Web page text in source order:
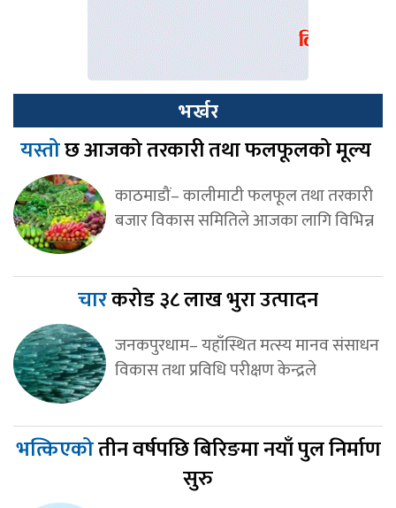
भर्खर
यस्तोछ आजको तरकारी तथा फलफूलको मूल्य
काठमाडौं– कालीमाटी फलफूल तथा तरकारी
बजार विकास समितिले आजका लागि विभिन्न
चारकरोड ३८ लाख भुरा उत्पादन
जनकपुरधाम– यहाँस्थित मत्स्य मानव संसाधन
विकास तथा प्रविधि परीक्षण केन्द्रले
भत्किएकोतीन वर्षपछि बिरिङमा नयाँ पुल निर्माण
सुरु